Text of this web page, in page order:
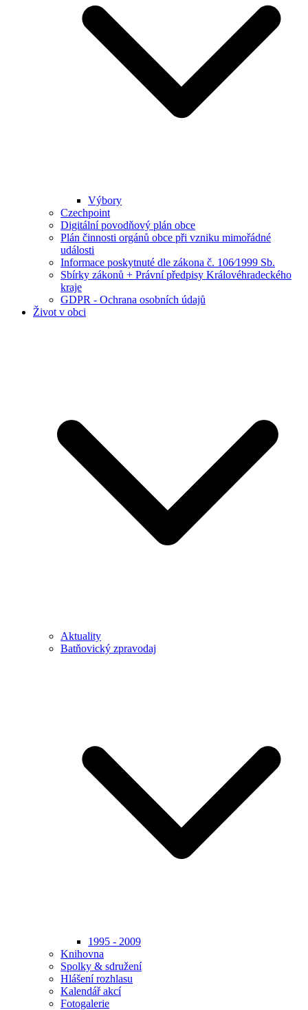
Výbory
Czechpoint
Digitální povodňový plán obce
Plán činnosti orgánů obce při vzniku mimořádné
události
Informace poskytnuté dle zákona č. 106⁄1999 Sb.
Sbírky zákonů + Právní předpisy Královéhradeckého
kraje
GDPR - Ochrana osobních údajů
Život v obci
Aktuality
Batňovický zpravodaj
1995 - 2009
Knihovna
Spolky & sdružení
Hlášení rozhlasu
Kalendář akcí
Fotogalerie